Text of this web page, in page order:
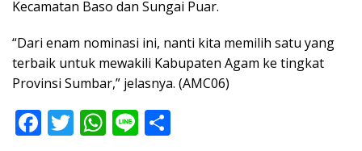
Kecamatan Baso dan Sungai Puar.
“Dari enam nominasi ini, nanti kita memilih satu yang
terbaik untuk mewakili Kabupaten Agam ke tingkat
Provinsi Sumbar,” jelasnya. (AMC06)
F T W Li